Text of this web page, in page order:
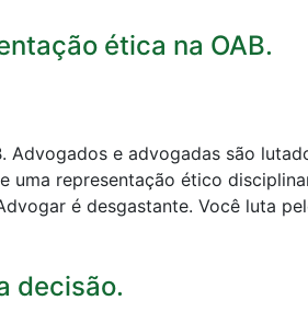
ética na OAB.
Advogados e advogadas são
uma representação ético
é desgastante. Você luta
decisão.